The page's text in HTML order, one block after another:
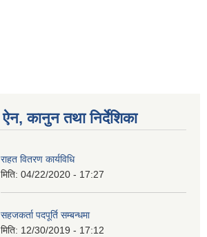
ऐन, कानुन तथा निर्देशिका
राहत वितरण कार्यविधि
मिति: 04/22/2020 - 17:27
सहजकर्ता पदपूर्ति सम्बन्धमा
मिति: 12/30/2019 - 17:12